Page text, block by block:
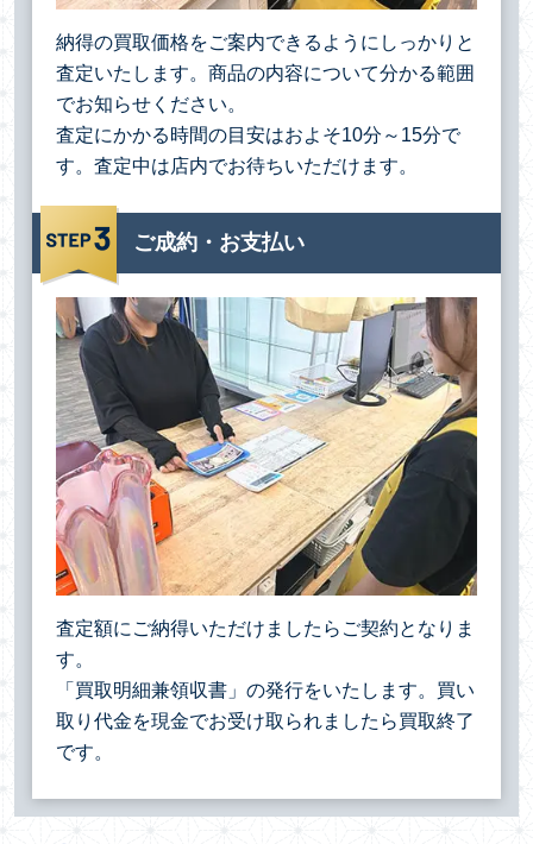
納得の買取価格をご案内できるようにしっかりと
査定いたします。商品の内容について分かる範囲
でお知らせください。
査定にかかる時間の目安はおよそ10分～15分で
す。査定中は店内でお待ちいただけます。
ご成約・お支払い
査定額にご納得いただけましたらご契約となりま
す。
「買取明細兼領収書」の発行をいたします。買い
取り代金を現金でお受け取られましたら買取終了
です。